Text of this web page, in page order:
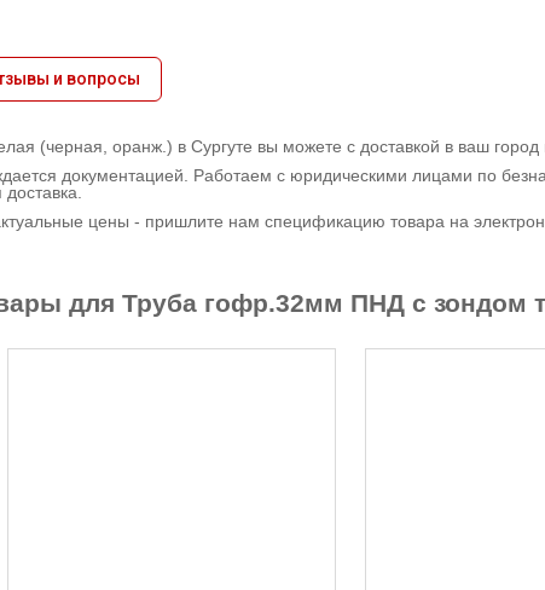
и вопросы
(черная, оранж.) в Сургуте вы можете с доставкой в ваш
документацией. Работаем с юридическими лицами по
цены - пришлите нам спецификацию товара на
для Труба гофр.32мм ПНД с зондом